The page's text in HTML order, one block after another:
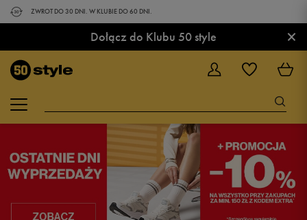
ZWROT DO 30 DNI. W KLUBIE DO 60 DNI.
Dołącz do Klubu 50 style ×